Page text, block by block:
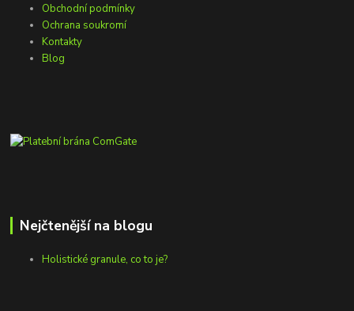
Obchodní podmínky
Ochrana soukromí
Kontakty
Blog
Nejčtenější na blogu
Holistické granule, co to je?